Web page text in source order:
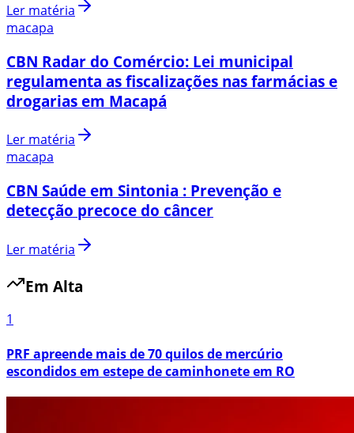
Ler matéria
macapa
CBN Radar do Comércio: Lei municipal
regulamenta as fiscalizações nas farmácias e
drogarias em Macapá
Ler matéria
macapa
CBN Saúde em Sintonia : Prevenção e
detecção precoce do câncer
Ler matéria
Em Alta
1
PRF apreende mais de 70 quilos de mercúrio
escondidos em estepe de caminhonete em RO